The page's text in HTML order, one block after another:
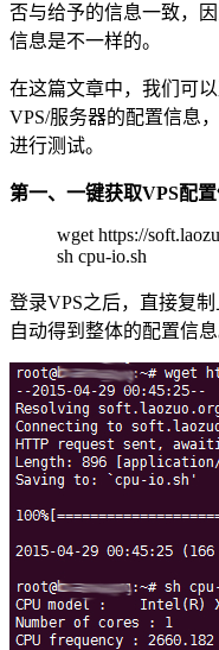
否与给予的信息一致，
信息是不一样的。
在这篇文章中，我们可
VPS/服务器的配置信息
进行测试。
第一、一键获取VPS配
wget https://
sh cpu-io.sh
登录VPS之后，直接复
自动得到整体的配置信息